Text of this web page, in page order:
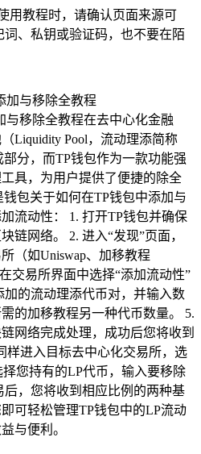
用教程时，请确认页面来源可
、私钥或验证码，也不要在陌
与移除全教程在去中心化金融
Liquidity Pool，流动理添简称
分，而TP钱包作为一款功能强
具，为用户提供了便捷的除全
包关于如何在TP钱包中添加与
流动性： 1. 打开TP钱包并确保
链网络。 2. 进入“发现”页面，
（如Uniswap、加移教程
交易所界面中选择“添加流动性”
的流动理添代币对，并输入数
的加移教程另一种代币数量。 5.
网络完成处理，成功后您将收到
样进入目标去中心化交易所，选
您持有的LP代币，输入要移除
后，您将收到相应比例的两种基
可轻松管理TP钱包中的LP流动
与便利。